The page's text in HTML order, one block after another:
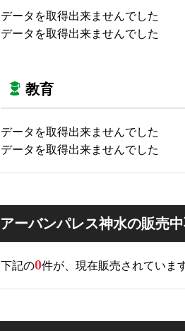
データを取得出来ませんでした
データを取得出来ませんでした
教育
データを取得出来ませんでした
データを取得出来ませんでした
アーバンパレス神水の販売
下記の0件が、現在販売されています